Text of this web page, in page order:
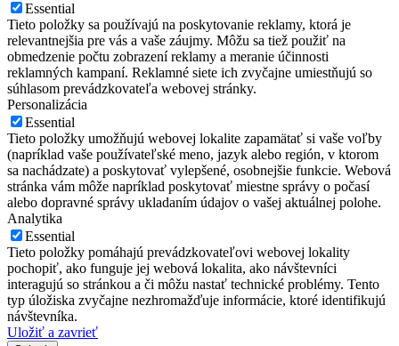
Essential
Tieto položky sa používajú na poskytovanie reklamy, ktorá je
relevantnejšia pre vás a vaše záujmy. Môžu sa tiež použiť na
obmedzenie počtu zobrazení reklamy a meranie účinnosti
reklamných kampaní. Reklamné siete ich zvyčajne umiestňujú so
súhlasom prevádzkovateľa webovej stránky.
Personalizácia
Essential
Tieto položky umožňujú webovej lokalite zapamätať si vaše voľby
(napríklad vaše používateľské meno, jazyk alebo región, v ktorom
sa nachádzate) a poskytovať vylepšené, osobnejšie funkcie. Webová
stránka vám môže napríklad poskytovať miestne správy o počasí
alebo dopravné správy ukladaním údajov o vašej aktuálnej polohe.
Analytika
Essential
Tieto položky pomáhajú prevádzkovateľovi webovej lokality
pochopiť, ako funguje jej webová lokalita, ako návštevníci
interagujú so stránkou a či môžu nastať technické problémy. Tento
typ úložiska zvyčajne nezhromažďuje informácie, ktoré identifikujú
návštevníka.
Uložiť a zavrieť